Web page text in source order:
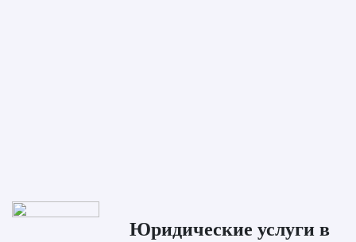
Юридические услуги в